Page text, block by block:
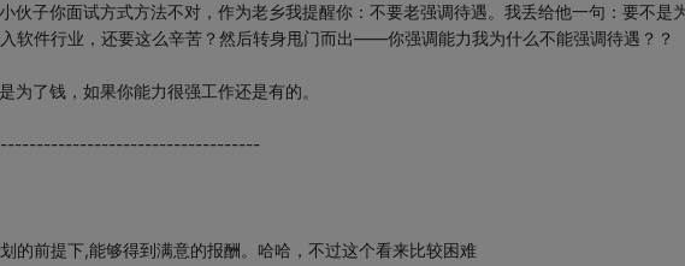
伙子你面试方式方法不对，作为老乡我提醒你：不要老强调待遇。我丢给他一句：要不是
软件行业，还要这么辛苦？然后转身甩门而出——你强调能力我为什么不能强调待遇？？
为了钱，如果你能力很强工作还是有的。
的前提下,能够得到满意的报酬。哈哈，不过这个看来比较困难